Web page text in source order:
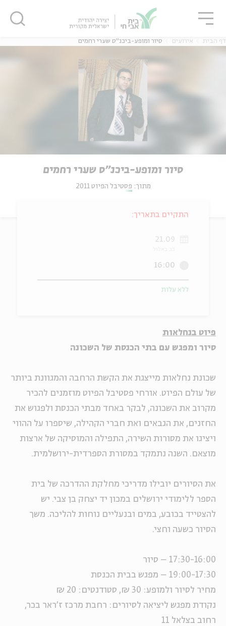
דף הבית אירועים סיור ומופע-ביכנ"ס שערי רחמים
סיור ומופע-ביכנ"ס שערי רחמים
מתוך: פסטיבל הפיוט 2011
פיוט בנחלאות
סיור ומפגש עם בתי הכנסת של השכונה
שכונת נחלאות מייצגת את הקשת הרחבה והמגוונת ביותר
של עולם הפיוט. אורחי פסטיבל הפיוט מוזמנים להכיר
מקרוב את השכונה, לבקר באחד מבתי הכנסת ולפגוש את
החזנים, את הגבאים ואת חברי הקהילה, שיספרו על ההווי
ויציגו את מסורות השירה, התפילה והמוסיקה של ארצות
מוצאם. השנה נתמקד במסורת הספרדית-ירושלמית.
את הסיורים יובילו מדריכי מחלקת ההדרכה של בית
הספר ללימודי ירושלים במכון יד יצחק בן צבי. יש
להצטייד בכובע, במים ובנעליים נוחות להליכה. משך
הסיור כשעה וחצי.
17:30-16:00 – סיור
19:00-17:30 – מפגש בבית הכנסת
מחיר לסיור ולמופע: 30 ₪, סטודנטים: 20 ₪
נקודת מפגש ליציאה לסיורים: רחבת מרכז ז'ראר בכר,
רחוב בצלאל 11
התקיים בתאריך:
21.09
16:00
ללא עלות
סגור